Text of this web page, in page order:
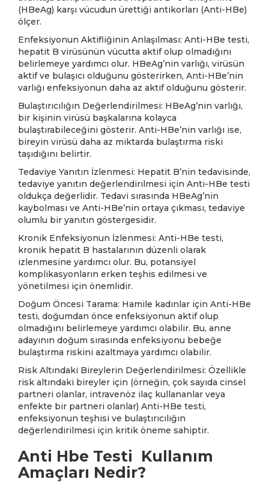
(HBeAg) karşı vücudun ürettiği antikorları (Anti-HBe)
ölçer.
Enfeksiyonun Aktifliğinin Anlaşılması: Anti-HBe testi,
hepatit B virüsünün vücutta aktif olup olmadığını
belirlemeye yardımcı olur. HBeAg’nin varlığı, virüsün
aktif ve bulaşıcı olduğunu gösterirken, Anti-HBe’nin
varlığı enfeksiyonun daha az aktif olduğunu gösterir.
Bulaştırıcılığın Değerlendirilmesi: HBeAg’nin varlığı,
bir kişinin virüsü başkalarına kolayca
bulaştırabileceğini gösterir. Anti-HBe’nin varlığı ise,
bireyin virüsü daha az miktarda bulaştırma riski
taşıdığını belirtir.
Tedaviye Yanıtın İzlenmesi: Hepatit B’nin tedavisinde,
tedaviye yanıtın değerlendirilmesi için Anti-HBe testi
oldukça değerlidir. Tedavi sırasında HBeAg’nin
kaybolması ve Anti-HBe’nin ortaya çıkması, tedaviye
olumlu bir yanıtın göstergesidir.
Kronik Enfeksiyonun İzlenmesi: Anti-HBe testi,
kronik hepatit B hastalarının düzenli olarak
izlenmesine yardımcı olur. Bu, potansiyel
komplikasyonların erken teşhis edilmesi ve
yönetilmesi için önemlidir.
Doğum Öncesi Tarama: Hamile kadınlar için Anti-HBe
testi, doğumdan önce enfeksiyonun aktif olup
olmadığını belirlemeye yardımcı olabilir. Bu, anne
adayının doğum sırasında enfeksiyonu bebeğe
bulaştırma riskini azaltmaya yardımcı olabilir.
Risk Altındaki Bireylerin Değerlendirilmesi: Özellikle
risk altındaki bireyler için (örneğin, çok sayıda cinsel
partneri olanlar, intravenöz ilaç kullananlar veya
enfekte bir partneri olanlar) Anti-HBe testi,
enfeksiyonun teşhisi ve bulaştırıcılığın
değerlendirilmesi için kritik öneme sahiptir.
Anti Hbe Testi Kullanım
Amaçları Nedir?